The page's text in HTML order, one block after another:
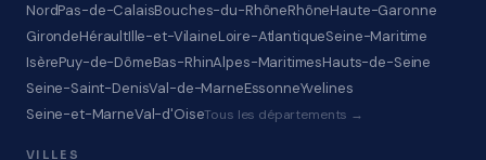
NordPas-de-CalaisBouches-du-RhôneRhôneHaute-Garonne
GirondeHéraultIlle-et-VilaineLoire-AtlantiqueSeine-Maritime
IsèrePuy-de-DômeBas-RhinAlpes-MaritimesHauts-de-Seine
Seine-Saint-DenisVal-de-MarneEssonneYvelines
Seine-et-MarneVal-d'OiseTous les départements →
VILLES